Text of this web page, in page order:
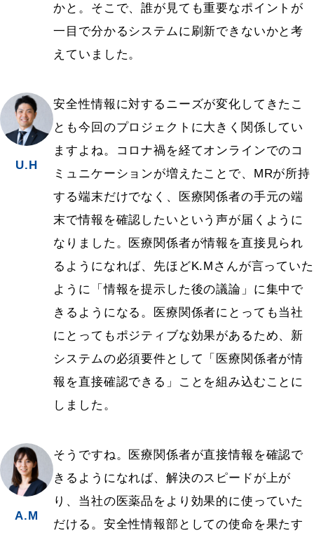
かと。そこで、誰が見ても重要なポイントが
一目で分かるシステムに刷新できないかと考
えていました。
U.H
安全性情報に対するニーズが変化してきたこ
とも今回のプロジェクトに大きく関係してい
ますよね。コロナ禍を経てオンラインでのコ
ミュニケーションが増えたことで、MRが所持
する端末だけでなく、医療関係者の手元の端
末で情報を確認したいという声が届くように
なりました。医療関係者が情報を直接見られ
るようになれば、先ほどK.Mさんが言っていた
ように「情報を提示した後の議論」に集中で
きるようになる。医療関係者にとっても当社
にとってもポジティブな効果があるため、新
システムの必須要件として「医療関係者が情
報を直接確認できる」ことを組み込むことに
しました。
A.M
そうですね。医療関係者が直接情報を確認で
きるようになれば、解決のスピードが上が
り、当社の医薬品をより効果的に使っていた
だける。安全性情報部としての使命を果たす